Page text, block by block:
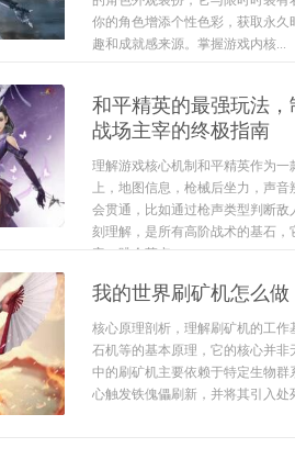
你的角色增添个性色彩，获取永
趣和成就感来源。掌握游戏内核...
和平精英的最强玩法
战场主宰的终极指南
理解游戏核心机制和平精英作为
上，地图信息，枪械后坐力，声
会贯通，比如通过枪声类型判断
刻理解，是所有高阶战术的基石
定。跳伞落点...
我的世界刷矿机怎么
核心原理剖析，理解刷矿机的工
石机等的基本原理，它的核心并
中的刷矿机主要依赖于特定生物
心触发铁傀儡刷新，并将其引入